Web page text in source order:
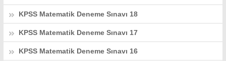
KPSS Matematik Deneme Sınavı 18
KPSS Matematik Deneme Sınavı 17
KPSS Matematik Deneme Sınavı 16